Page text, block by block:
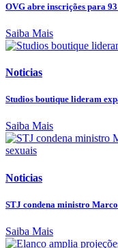
OVG abre inscrições para
Saiba Mais
Noticias
Studios boutique lideram
Saiba Mais
Noticias
STJ condena ministro
Saiba Mais